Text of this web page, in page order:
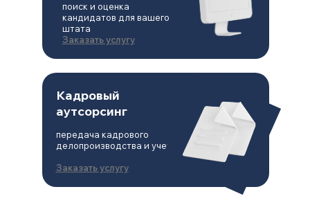
Кадровый
аутсорсинг
передача кадрового
делопроизводства и учета
Заказать услугу
поиск и оценка
кандидатов для вашего
штата
Заказать услугу
© Все права защищены. ООО